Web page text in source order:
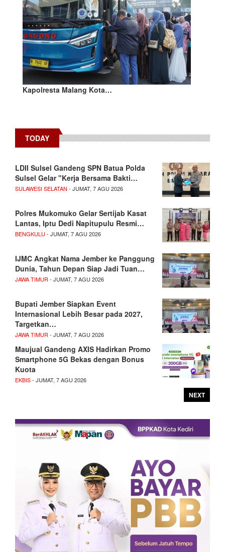
Kapolresta Malang Kota…
TODAY
LDII Sulsel Gandeng SPN Batua Polda
Sulsel Gelar "Kerja Bersama Bakti…
SULAWESI SELATAN - JUMAT, 7 AGU 2026
Polres Mukomuko Gelar Sertijab Kasat
Lantas, Iptu Dedi Napitupulu Resmi…
BENGKULU - JUMAT, 7 AGU 2026
IJMC Angkat Nama Jember ke Panggung
Dunia, Tahun Depan Siap Jadi Tuan…
JAWA TIMUR- JUMAT, 7 AGU 2026
Bupati Jember Siapkan Event
Internasional Lebih Besar pada 2027,
Targetkan…
JAWA TIMUR- JUMAT, 7 AGU 2026
Maujual Gandeng AXIS Hadirkan Promo
Smartphone 5G Bekas dengan Bonus
Kuota
EKBIS- JUMAT, 7 AGU 2026
NEXT